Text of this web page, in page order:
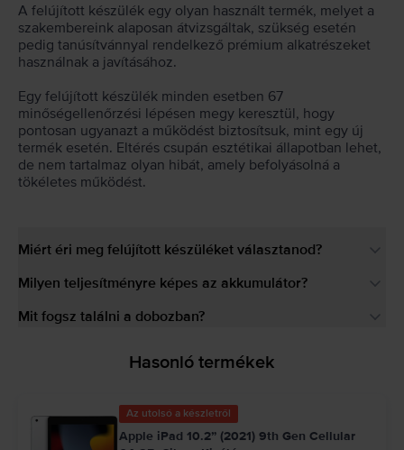
A felújított készülék egy olyan használt termék, melyet a
szakembereink alaposan átvizsgáltak, szükség esetén
pedig tanúsítvánnyal rendelkező prémium alkatrészeket
használnak a javításához.
Egy felújított készülék minden esetben 67
minőségellenőrzési lépésen megy keresztül, hogy
pontosan ugyanazt a működést biztosítsuk, mint egy új
termék esetén. Eltérés csupán esztétikai állapotban lehet,
de nem tartalmaz olyan hibát, amely befolyásolná a
tökéletes működést.
Miért éri meg felújított készüléket választanod?
Milyen teljesítményre képes az akkumulátor?
Mit fogsz találni a dobozban?
Hasonló termékek
Az utolsó a készletről
Apple iPad 10.2” (2021) 9th Gen Cellular